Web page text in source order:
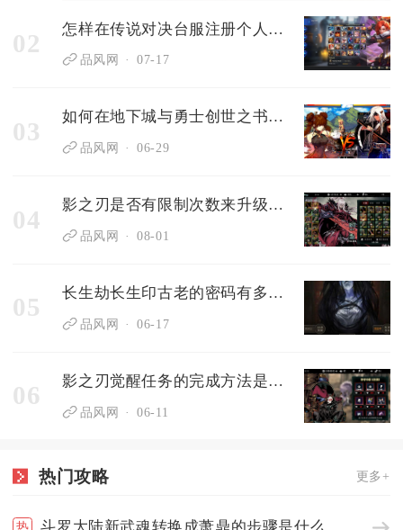
02 怎样在传说对决台服注册个人账号
品风网 07-17
03 如何在地下城与勇士创世之书92中获得更多装备
品风网 06-29
04 影之刃是否有限制次数来升级魔天武器
品风网 08-01
05 长生劫长生印古老的密码有多少人曾试图破解
品风网 06-17
06 影之刃觉醒任务的完成方法是什么
品风网 06-11
热门攻略 更多+